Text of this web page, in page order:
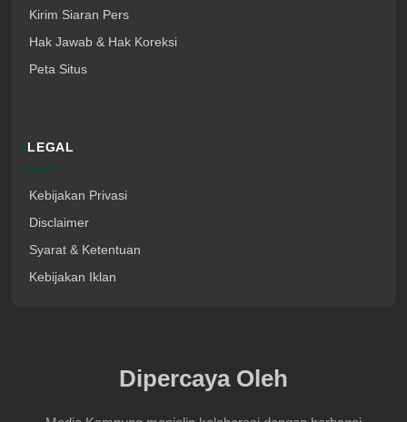
Kirim Siaran Pers
Hak Jawab & Hak Koreksi
Peta Situs
LEGAL
Kebijakan Privasi
Disclaimer
Syarat & Ketentuan
Kebijakan Iklan
Dipercaya Oleh